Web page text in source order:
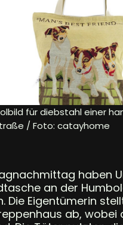
für diebstahl einer
/ Foto: catayhome
haben
an der
Die Eigentümerin
ab, wobei